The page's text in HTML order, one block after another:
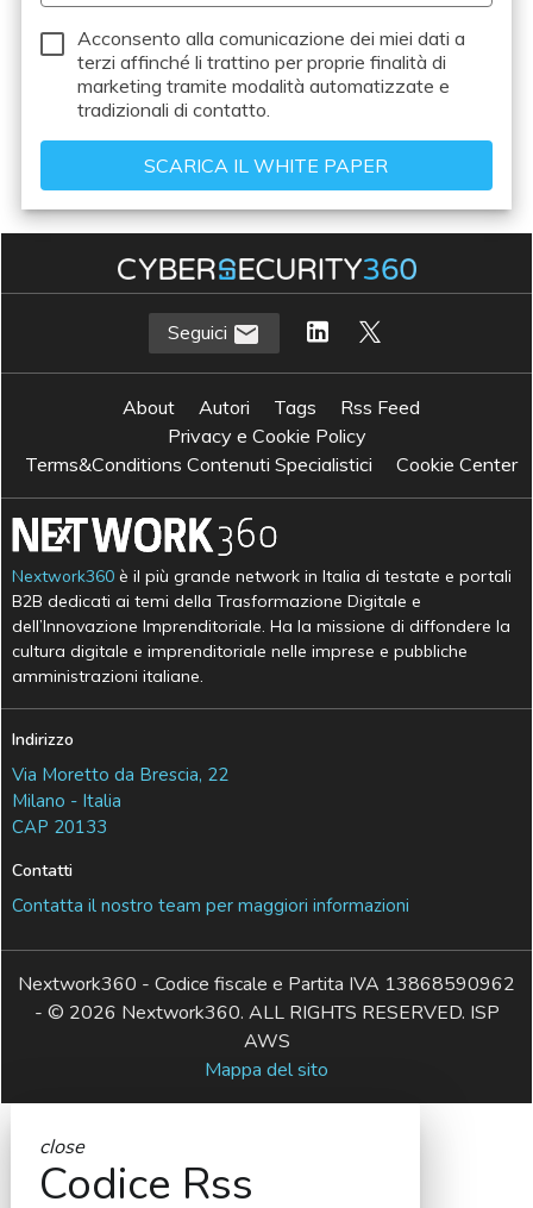
Acconsento alla comunicazione dei miei dati a
terzi affinché li trattino per proprie finalità di
marketing tramite modalità automatizzate e
tradizionali di contatto.
Seguici
About Autori Tags
Rss Feed
Privacy e Cookie Policy
Terms&Conditions Contenuti Specialistici
Cookie Center
Nextwork360 è il più grande network in Italia di testate e portali
B2B dedicati ai temi della Trasformazione Digitale e
dell’Innovazione Imprenditoriale. Ha la missione di diffondere la
cultura digitale e imprenditoriale nelle imprese e pubbliche
amministrazioni italiane.
Indirizzo
Via Moretto da Brescia, 22
Milano - Italia
CAP 20133
Contatti
Contatta il nostro team per maggiori informazioni
Nextwork360 - Codice fiscale e Partita IVA 13868590962
- © 2026 Nextwork360. ALL RIGHTS RESERVED. ISP
AWS
Mappa del sito
close
Codice Rss